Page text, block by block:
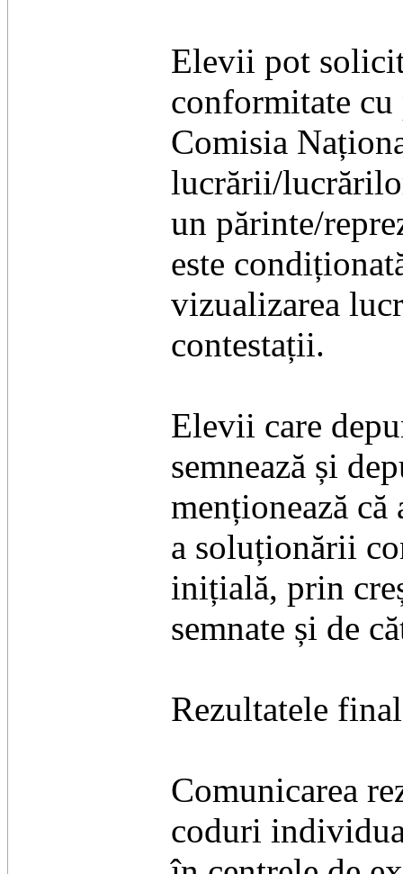
Elevii pot
conformitate
Comisia
lucrării/
un părinte/
este
vizualizarea
contestații.
Elevii care
semnează și
menționează că
a soluționării
inițială, prin
semnate și de
Rezultatele
Comunicarea
coduri